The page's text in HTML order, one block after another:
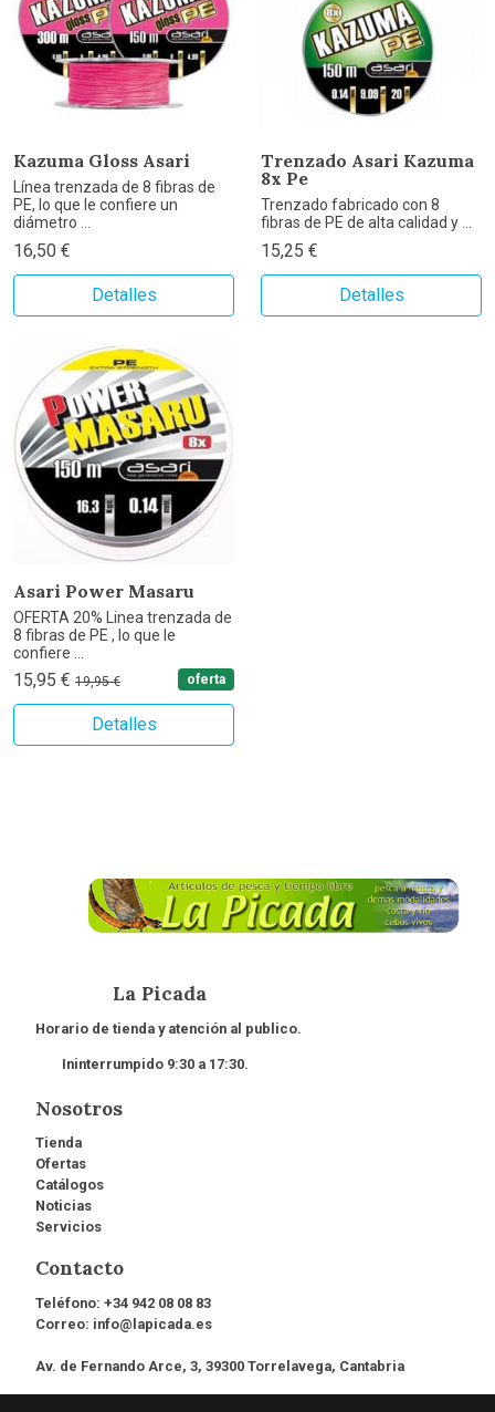
Kazuma Gloss Asari
Línea trenzada de 8 fibras de
PE, lo que le confiere un
diámetro ...
16,50 €
Detalles
Trenzado Asari Kazuma
8x Pe
Trenzado fabricado con 8
fibras de PE de alta calidad y ...
15,25 €
Detalles
Asari Power Masaru
OFERTA 20% Linea trenzada de
8 fibras de PE , lo que le
confiere ...
15,95 € 19,95 € oferta
Detalles
La Picada
Horario de tienda y atención al publico.
Ininterrumpido 9:30 a 17:30.
Nosotros
Tienda
Ofertas
Catálogos
Noticias
Servicios
Contacto
Teléfono: +34 942 08 08 83
Correo: info@lapicada.es
Av. de Fernando Arce, 3, 39300 Torrelavega, Cantabria